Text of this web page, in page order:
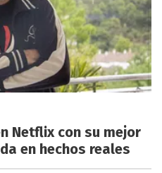
Netflix con su mejor
en hechos reales